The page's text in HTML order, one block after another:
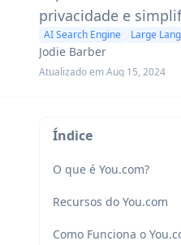
privacidade e
AI Search Engine Large
Jodie Barber
Atualizado em Aug 15, 2024
Índice
O que é You.com?
Recursos do You.com
Como Funciona o